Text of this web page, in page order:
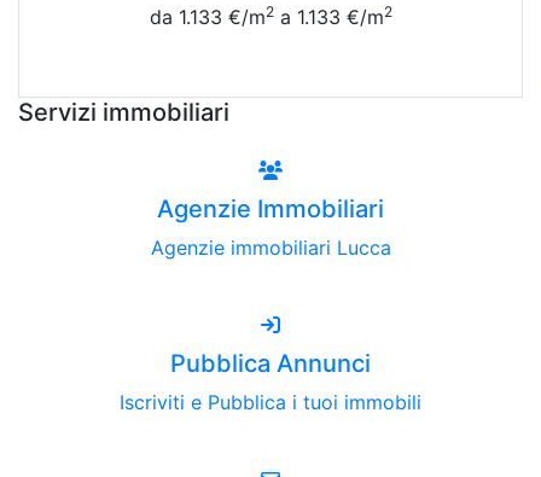
da 1.133 €/m2a 1.133 €/m2
Servizi immobiliari
Agenzie Immobiliari
Agenzie immobiliari Lucca
Pubblica Annunci
Iscriviti e Pubblica i tuoi immobili